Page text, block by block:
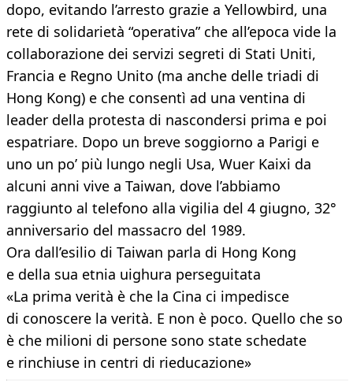
dopo, evitando l’arresto grazie a Yellowbird, una
rete di solidarietà “operativa” che all’epoca vide la
collaborazione dei servizi segreti di Stati Uniti,
Francia e Regno Unito (ma anche delle triadi di
Hong Kong) e che consentì ad una ventina di
leader della protesta di nascondersi prima e poi
espatriare. Dopo un breve soggiorno a Parigi e
uno un po’ più lungo negli Usa, Wuer Kaixi da
alcuni anni vive a Taiwan, dove l’abbiamo
raggiunto al telefono alla vigilia del 4 giugno, 32°
anniversario del massacro del 1989.
Ora dall’esilio di Taiwan parla di Hong Kong
e della sua etnia uighura perseguitata
«La prima verità è che la Cina ci impedisce
di conoscere la verità. E non è poco. Quello che so
è che milioni di persone sono state schedate
e rinchiuse in centri di rieducazione»